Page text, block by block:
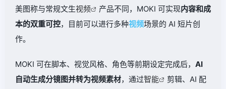
美图称与常规文生视频 产品不同，MOKI 可实现内容和成
本的双重可控，目前可以进行多种视频场景的 AI 短片创
作。
MOKI 可在脚本、视觉风格、角色等前期设定完成后， AI
自动生成分镜图并转为视频素材，通过智能
剪辑、AI 配